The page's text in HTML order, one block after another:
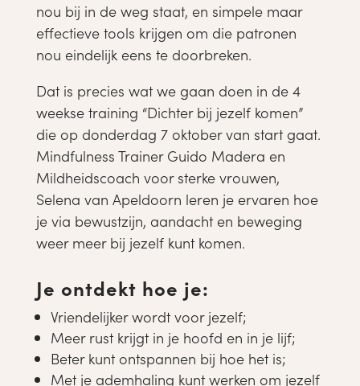
nou bij in de weg staat, en simpele maar
effectieve tools krijgen om die patronen
nou eindelijk eens te doorbreken.
Dat is precies wat we gaan doen in de 4
weekse training “Dichter bij jezelf komen”
die op donderdag 7 oktober van start gaat.
Mindfulness Trainer Guido Madera en
Mildheidscoach voor sterke vrouwen,
Selena van Apeldoorn leren je ervaren hoe
je via bewustzijn, aandacht en beweging
weer meer bij jezelf kunt komen.
Je ontdekt hoe je:
Vriendelijker wordt voor jezelf;
Meer rust krijgt in je hoofd en in je lijf;
Beter kunt ontspannen bij hoe het is;
Met je ademhaling kunt werken om jezelf